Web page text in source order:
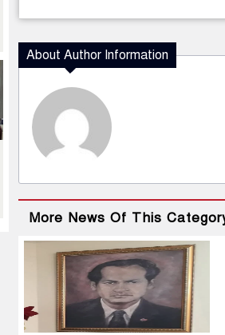
About Author Information
More News Of This